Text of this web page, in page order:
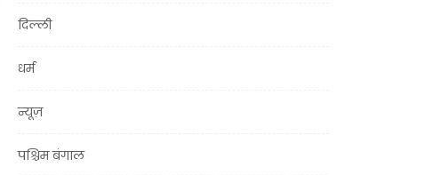
दिल्ली
धर्म
न्यूज़
पश्चिम बंगाल